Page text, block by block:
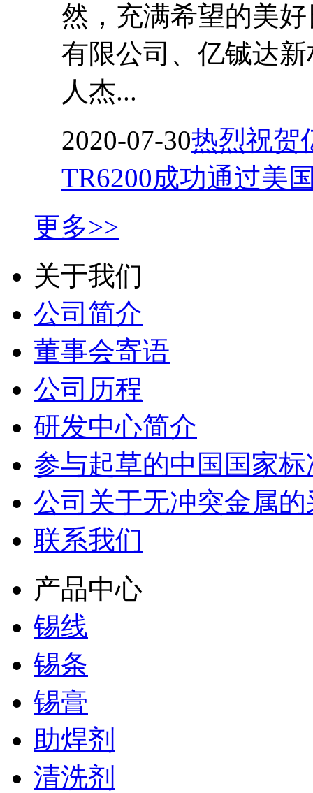
然，充满希望的美
有限公司、亿铖达
人杰...
2020-07-30热烈祝贺
TR6200成功通过美
更多>>
关于我们
公司简介
董事会寄语
公司历程
研发中心简介
参与起草的中国国家标
公司关于无冲突金属
联系我们
产品中心
锡线
锡条
锡膏
助焊剂
清洗剂